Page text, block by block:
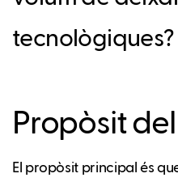
tecnològiques?
Propòsit
El propòsit principal és